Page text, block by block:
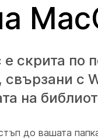
скрита по
с
на
до вашата